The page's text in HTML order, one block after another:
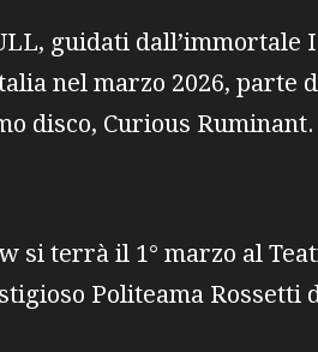
guidati
nel marzo 2026, parte
disco, Curious Ruminant.
si terrà il 1° marzo al
Politeama